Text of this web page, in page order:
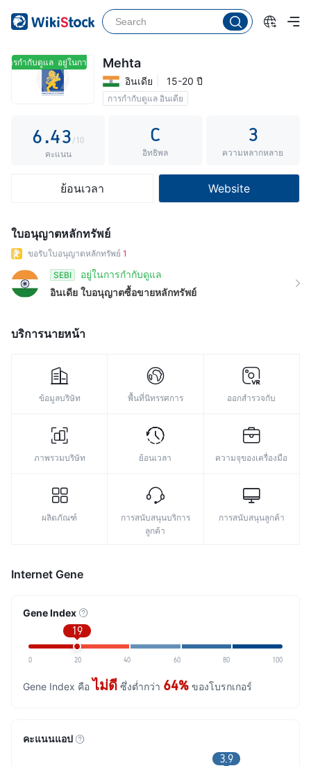
ารกำกับดูแล อยู่ในการกำกับดูแล
Mehta
อินเดีย 15-20 ปี
การกำกับดูแล อินเดีย
1
3
4
6.
1
2
4
5
8
9
0
1
3
4
5
7
8
9
/10
คะแนน
C
อิทธิพล
3
ความหลากหลาย
ย้อนเวลา Website
ใบอนุญาตหลักทรัพย์
ขอรับใบอนุญาตหลักทรัพย์ 1
SEBI
อยู่ในการกำกับดูแล
อินเดีย ใบอนุญาตซื้อขายหลักทรัพย์
บริการนายหน้า
ข้อมูลบริษัท พื้นที่นิทรรศการ ออกสำรวจกับ
ภาพรวมบริษัท ย้อนเวลา ความจุของเครื่องมือ
ผลิตภัณฑ์
การสนับสนุนบริการ
ลูกค้า
การสนับสนุนลูกค้า
Internet Gene
Gene Index
19
0 20 40 60 80 100
Gene Index คือ ไม่ดี ซึ่งต่ำกว่า 64% ของโบรกเกอร์
คะแนนแอป
3.9